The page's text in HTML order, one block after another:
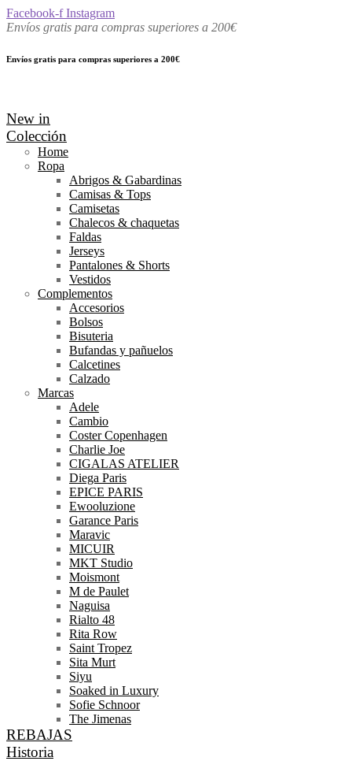
Facebook-f Instagram
Envíos gratis para compras superiores a 200€
Envíos gratis para compras superiores a 200€
New in
Colección
Home
Ropa
Abrigos & Gabardinas
Camisas & Tops
Camisetas
Chalecos & chaquetas
Faldas
Jerseys
Pantalones & Shorts
Vestidos
Complementos
Accesorios
Bolsos
Bisuteria
Bufandas y pañuelos
Calcetines
Calzado
Marcas
Adele
Cambio
Coster Copenhagen
Charlie Joe
CIGALAS ATELIER
Diega Paris
EPICE PARIS
Ewooluzione
Garance Paris
Maravic
MICUIR
MKT Studio
Moismont
M de Paulet
Naguisa
Rialto 48
Rita Row
Saint Tropez
Sita Murt
Siyu
Soaked in Luxury
Sofie Schnoor
The Jimenas
REBAJAS
Historia